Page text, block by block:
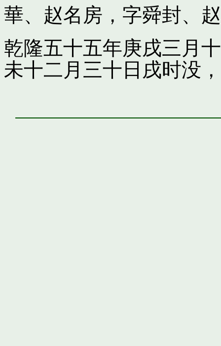
華、 赵名房，字舜封、
乾隆五十五年庚戌三月
未十二月三十日戌时没